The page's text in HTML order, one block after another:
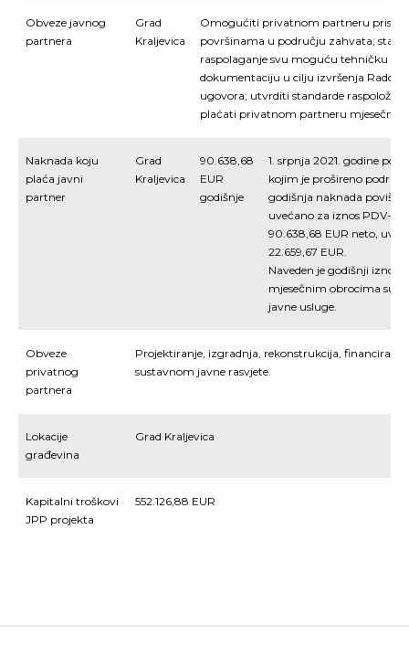
Obveze javnog
partnera
Grad
Kraljevica
Omogućiti privatnom partneru
površinama u području zahvata;
raspolaganje svu moguću tehničku
dokumentaciju u cilju izvršenja
ugovora; utvrditi standarde
plaćati privatnom partneru mjesečnu
Naknada koju
plaća javni
partner
Grad
Kraljevica
90.638,68
EUR
godišnje
1. srpnja 2021. godine
kojim je prošireno
godišnja naknada
uvećano za iznos PDV-a
90.638,68 EUR neto,
22.659,67 EUR.
Naveden je godišnji iznos
mjesečnim obrocima
javne usluge.
Obveze
privatnog
partnera
Projektiranje, izgradnja, rekonstrukcija,
sustavnom javne rasvjete.
Lokacije
građevina
Grad Kraljevica
Kapitalni troškovi
JPP projekta
552.126,88 EUR